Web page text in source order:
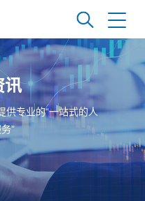
讯
供专业的“一站式的人
”